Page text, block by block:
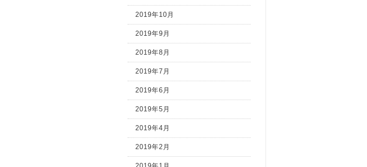
2019年10月
2019年9月
2019年8月
2019年7月
2019年6月
2019年5月
2019年4月
2019年2月